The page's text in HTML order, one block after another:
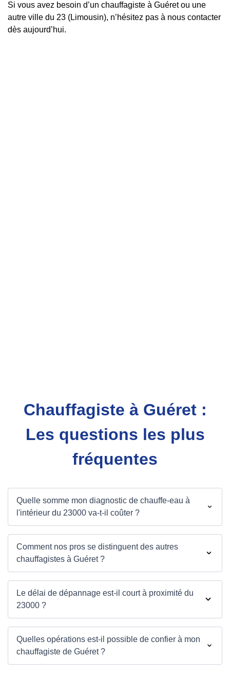
Si vous avez besoin d’un chauffagiste à Guéret ou une
autre ville du 23 (Limousin), n’hésitez pas à nous contacter
dès aujourd’hui.
Chauffagiste à Guéret :
Les questions les plus
fréquentes
Quelle somme mon diagnostic de chauffe-eau à
l'intérieur du 23000 va-t-il coûter ?
Comment nos pros se distinguent des autres
chauffagistes à Guéret ?
Le délai de dépannage est-il court à proximité du
23000 ?
Quelles opérations est-il possible de confier à mon
chauffagiste de Guéret ?